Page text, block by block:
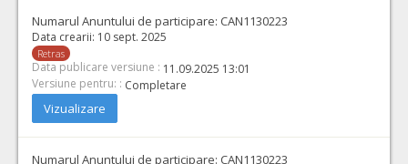
Numarul Anuntului de participare: CAN1130223
Data crearii: 10 sept. 2025
Retras
Data publicare versiune : 11.09.2025 13:01
Versiune pentru: : Completare
Vizualizare
Numarul Anuntului de participare: CAN1130223